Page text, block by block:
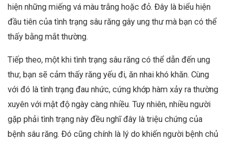
hiện những miếng vá màu trắng hoặc đỏ. Đây là biểu hiện
đầu tiên của tình trạng sâu răng gây ung thư mà bạn có thể
thấy bằng mắt thường.
Tiếp theo, một khi tình trạng sâu răng có thể dẫn đến ung
thư, bạn sẽ cảm thấy răng yếu đi, ăn nhai khó khăn. Cùng
với đó là tình trạng đau nhức, cứng khớp hàm xảy ra thường
xuyên với mật độ ngày càng nhiều. Tuy nhiên, nhiều người
gặp phải tình trạng này đều nghĩ đây là triệu chứng của
bệnh sâu răng. Đó cũng chính là lý do khiến người bệnh chủ